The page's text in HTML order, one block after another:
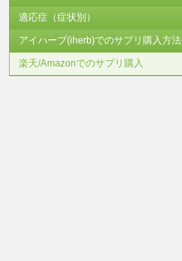
適応症（症状別）
アイハーブ(iherb)でのサプリ購入方法
楽天/Amazonでのサプリ購入